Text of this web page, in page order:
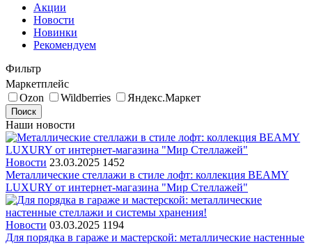
Акции
Новости
Новинки
Рекомендуем
Фильтр
Маркетплейс
Ozon
Wildberries Яндекс.Маркет
Поиск
Наши новости
Новости 23.03.2025 1452
Металлические стеллажи в стиле лофт: коллекция BEAMY
LUXURY от интернет-магазина "Мир Стеллажей"
Новости 03.03.2025 1194
Для порядка в гараже и мастерской: металлические настенные